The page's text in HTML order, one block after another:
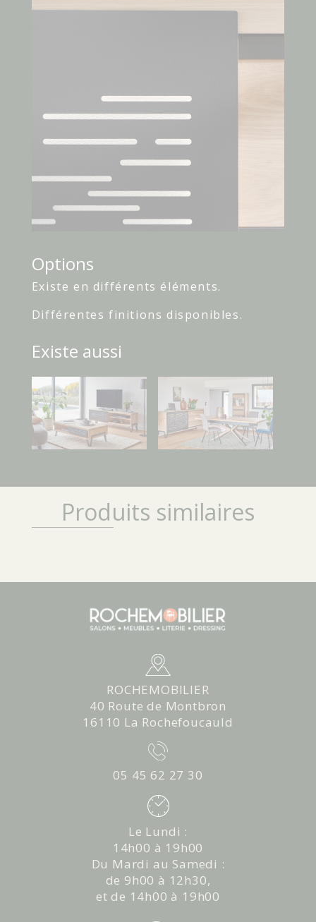
Options
Existe en différents éléments.
Différentes finitions disponibles.
Existe aussi
Produits similaires
ROCHEMOBILIER
40 Route de Montbron
16110 La Rochefoucauld
05 45 62 27 30
Le Lundi :
14h00 à 19h00
Du Mardi au Samedi :
de 9h00 à 12h30,
et de 14h00 à 19h00